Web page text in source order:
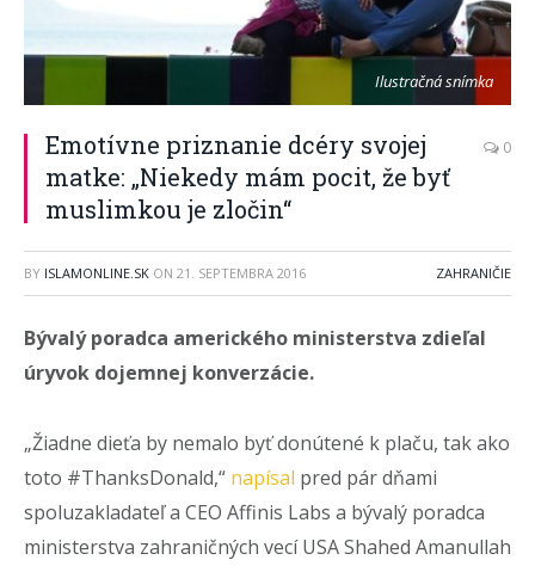
Ilustračná snímka
Emotívne priznanie dcéry svojej
matke: „Niekedy mám pocit, že byť
muslimkou je zločin“
0
BY ISLAMONLINE.SK ON 21. SEPTEMBRA 2016 ZAHRANIČIE
Bývalý poradca amerického ministerstva zdieľal
úryvok dojemnej konverzácie.
„Žiadne dieťa by nemalo byť donútené k plaču, tak ako
toto #ThanksDonald,“ napísal pred pár dňami
spoluzakladateľ a CEO Affinis Labs a bývalý poradca
ministerstva zahraničných vecí USA Shahed Amanullah